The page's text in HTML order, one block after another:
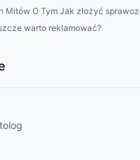
Mitów O Tym Jak złożyć
warto reklamować?